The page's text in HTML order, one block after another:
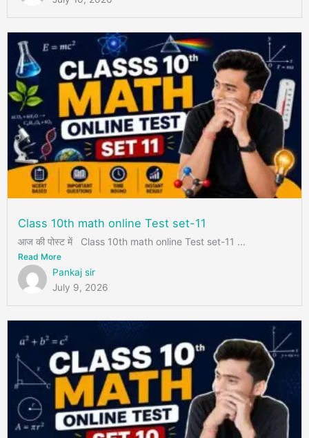
Class 10th math online Test set-11
आज की पोस्ट में Class 10th math online Test set-11 ...
Read More
Pankaj sir
July 9, 2026